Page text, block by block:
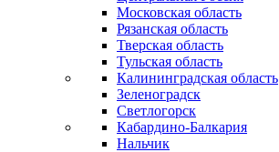
Московская область
Рязанская область
Тверская область
Тульская область
Калининградская область
Зеленоградск
Светлогорск
Кабардино-Балкария
Нальчик